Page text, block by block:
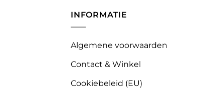
INFORMATIE
Algemene voorwaarden
Contact & Winkel
Cookiebeleid (EU)